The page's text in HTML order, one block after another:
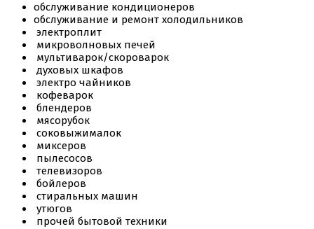
обслуживание кондиционеров
обслуживание и ремонт холодильников
электроплит
микроволновых печей
мультиварок/скороварок
духовых шкафов
электро чайников
кофеварок
блендеров
мясорубок
соковыжималок
миксеров
пылесосов
телевизоров
бойлеров
стиральных машин
утюгов
прочей бытовой техники